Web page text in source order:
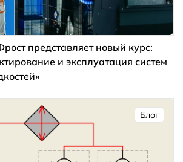
представляет новый курс:
и эксплуатация систем
Блог